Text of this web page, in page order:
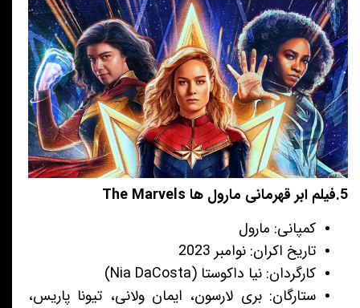
5.فیلم ابر قهرمانی مارول‌ ها The Marvels
کمپانی: مارول
تاریخ اکران: نوامبر 2023
کارگردان: نیا داکوستا (Nia DaCosta)
ستارگان: بری لارسون، ایمان ولانی، تیونا پاریس،